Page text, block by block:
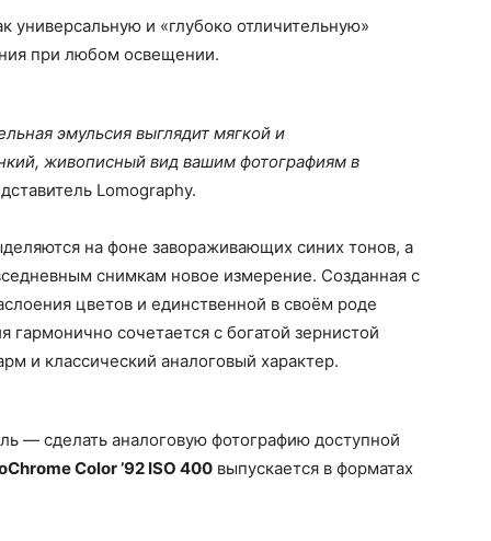
и «глубоко отличительную»
при любом освещении.
эмульсия выглядит мягкой и
живописный вид вашим фотографиям в
Lomography.
на фоне завораживающих синих тонов, а
снимкам новое измерение. Созданная с
цветов и единственной в своём роде
гармонично сочетается с богатой зернистой
и классический аналоговый характер.
— сделать аналоговую фотографию доступной
Color ’92 ISO 400 выпускается в форматах